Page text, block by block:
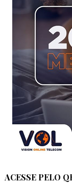
ACESSE PELO